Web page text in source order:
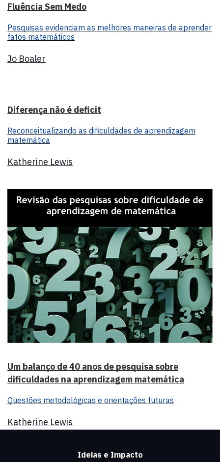
Fluência Sem Medo
Pesquisas evidenciam as melhores maneiras de aprender
fatos matemáticos
Jo Boaler
Diferença não é deficit
Reconceitualizando as dificuldades de aprendizagem
matemática
Katherine Lewis
Um balanço de 40 anos de pesquisa sobre
dificuldades na aprendizagem matemática
Questões metodológicas e orientações futuras
Katherine Lewis
Ideias e Impacto